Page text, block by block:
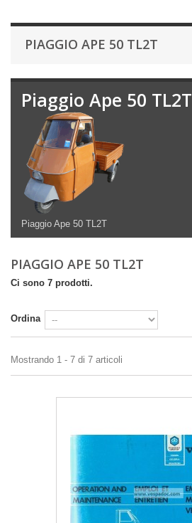
PIAGGIO APE 50 TL2T
Piaggio Ape 50 TL2T
Piaggio Ape 50 TL2T
PIAGGIO APE 50 TL2T
Ci sono 7 prodotti.
Ordina
Mostrando 1 - 7 di 7 articoli